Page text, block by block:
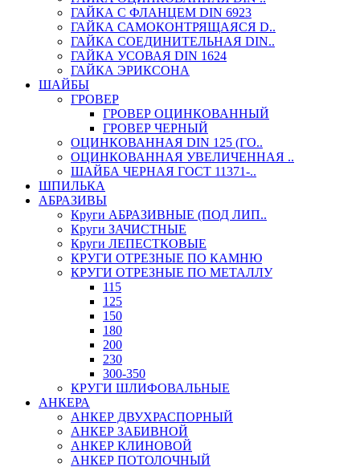
ГАЙКА С ФЛАНЦЕМ DIN 6923
ГАЙКА САМОКОНТРЯЩАЯСЯ D..
ГАЙКА СОЕДИНИТЕЛЬНАЯ DIN..
ГАЙКА УСОВАЯ DIN 1624
ГАЙКА ЭРИКСОНА
ШАЙБЫ
ГРОВЕР
ГРОВЕР ОЦИНКОВАННЫЙ
ГРОВЕР ЧЕРНЫЙ
ОЦИНКОВАННАЯ DIN 125 (ГО..
ОЦИНКОВАННАЯ УВЕЛИЧЕННАЯ ..
ШАЙБА ЧЕРНАЯ ГОСТ 11371-..
ШПИЛЬКА
АБРАЗИВЫ
Круги АБРАЗИВНЫЕ (ПОД ЛИП..
Круги ЗАЧИСТНЫЕ
Круги ЛЕПЕСТКОВЫЕ
КРУГИ ОТРЕЗНЫЕ ПО КАМНЮ
КРУГИ ОТРЕЗНЫЕ ПО МЕТАЛЛУ
115
125
150
180
200
230
300-350
КРУГИ ШЛИФОВАЛЬНЫЕ
АНКЕРА
АНКЕР ДВУХРАСПОРНЫЙ
АНКЕР ЗАБИВНОЙ
АНКЕР КЛИНОВОЙ
АНКЕР ПОТОЛОЧНЫЙ